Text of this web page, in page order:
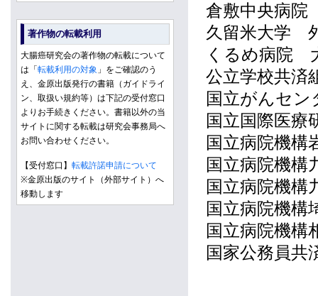
倉敷中央病
久留米大学
くるめ病院
公立学校共済
国立がんセン
国立国際医療
国立病院機構
国立病院機構
国立病院機構
国立病院機構
国立病院機構
国家公務員
著作物の転載利用
大腸癌研究会の著作物の転載について
は「転載利用の対象 」をご確認のう
え、金原出版発行の書籍（ガイドライ
ン、取扱い規約等）は下記の受付窓口
よりお手続きください。書籍以外の当
サイトに関する転載は研究会事務局へ
お問い合わせください。
【受付窓口】 転載許諾申請について
※金原出版のサイト（外部サイト）へ
移動します